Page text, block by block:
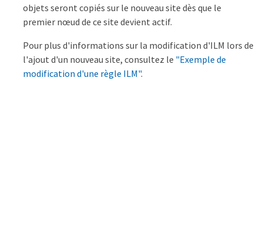
objets seront copiés sur le nouveau site dès que le
premier nœud de ce site devient actif.
Pour plus d'informations sur la modification d'ILM lors de
l'ajout d'un nouveau site, consultez le "Exemple de
modification d'une règle ILM".